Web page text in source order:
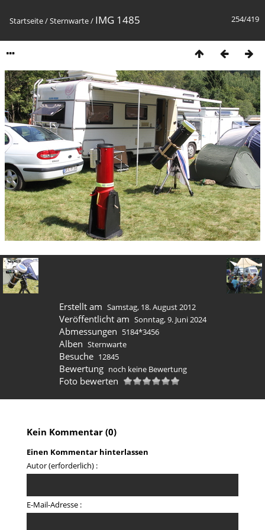
254/419
Startseite/Sternwarte/ IMG 1485
Erstellt am Samstag, 18. August 2012
Veröffentlicht am Sonntag, 9. Juni 2024
Abmessungen 5184*3456
Alben Sternwarte
Besuche 12845
Bewertung noch keine Bewertung
Foto bewerten
Kein Kommentar (0)
Einen Kommentar hinterlassen
Autor (erforderlich) :
E-Mail-Adresse :